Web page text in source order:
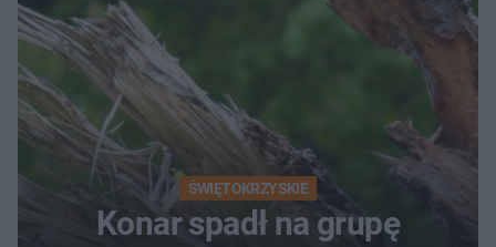
ŚWIĘTOKRZYSKIE
Konar spadł na grupę